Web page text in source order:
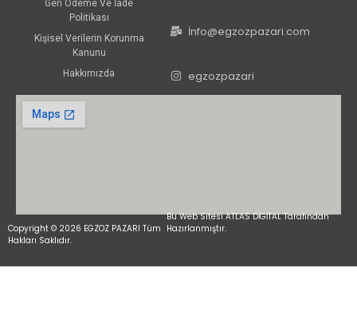
Geri Ödeme Ve İade
Politikası
Kişisel Verilerin Korunma
Kanunu
Hakkımızda
İnfo@egzozpazari.com
egzozpazari
Copyright © 2026 EGZOZ PAZARI Tüm
Hakları Saklıdır.
Bu Web Sitesi ATLAS DİGİTAL Tarafından
Hazırlanmıştır.